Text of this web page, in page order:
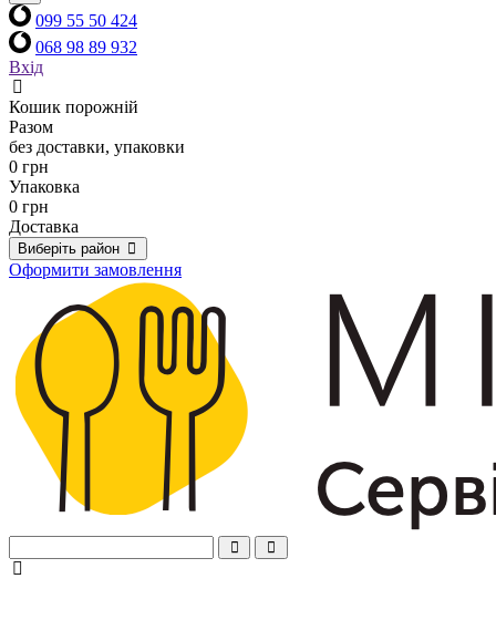
099 55 50 424
068 98 89 932
Вхід
Кошик порожній
Разом
без доставки, упаковки
0 грн
Упаковка
0 грн
Доставка
Виберіть район
Оформити замовлення